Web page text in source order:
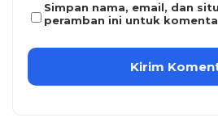
Simpan nama, email, dan
peramban ini untuk